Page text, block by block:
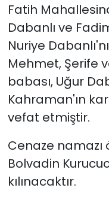
Fatih
Dabanlı ve
Nuriye
Mehmet, Şerife
babası, Uğur
Kahraman'ın
vefat etmiştir.
Cenaze
Bolvadin
kılınacaktır.